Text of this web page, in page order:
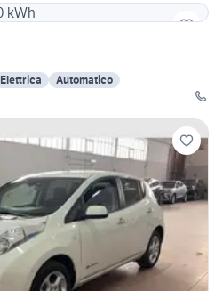
Elettrica
Automatico